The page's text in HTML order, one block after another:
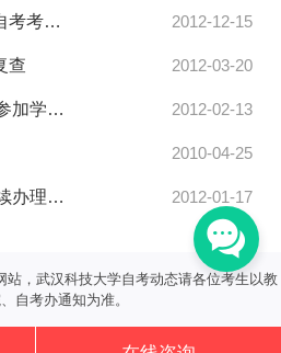
2013年1月武汉科技大学自考考试时间是什么时候 2012-12-15
查 2012-03-20
外地考生可否请人代报名参加学校自考，有何手续 2012-02-13
2010-04-25
武汉科技大学自考转考手续办理方式：集中办理 2012-01-17
站，武汉科技大学自考动态请各位考生以教
自考办通知为准。